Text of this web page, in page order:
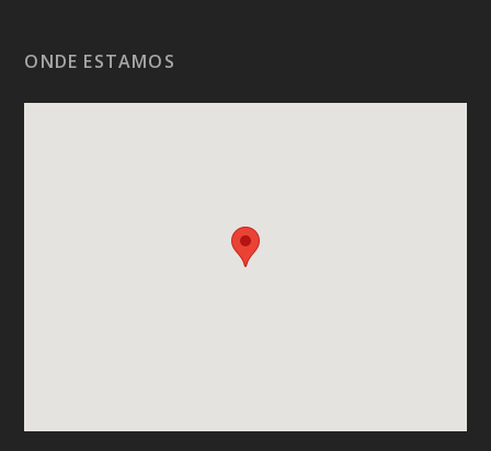
ONDE ESTAMOS